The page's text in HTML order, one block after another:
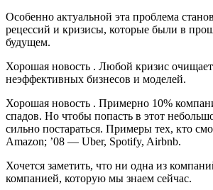
Особенно актуальной эта проблема
рецессий и кризисы, которые были в
будущем.
Хорошая новость . Любой кризис
неэффективных бизнесов и моделей.
Хорошая новость . Примерно 10%
спадов. Но чтобы попасть в этот
сильно постараться. Примеры тех, кто
Amazon; ’08 — Uber, Spotify, Airbnb.
Хочется заметить, что ни одна из
компанией, которую мы знаем сейчас.